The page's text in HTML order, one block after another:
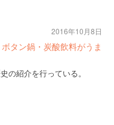
タン鍋・炭酸飲料がうま
の紹介を行っている。
2016年10月8日